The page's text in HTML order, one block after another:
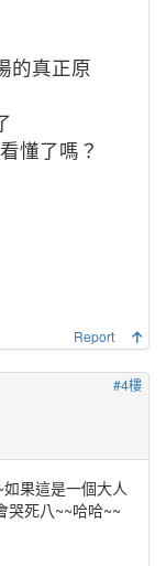
的真正原
懂了嗎？
Report
#4樓
果這是一個大人
哭死八~~哈哈~~